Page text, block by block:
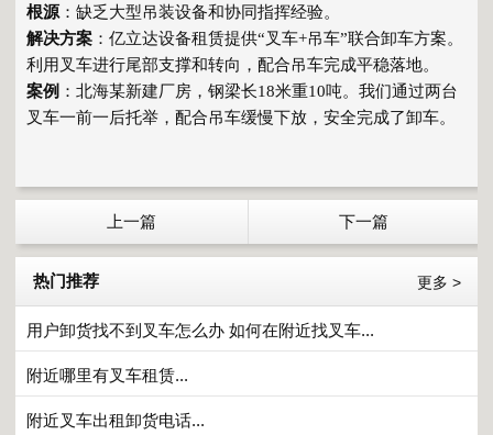
根源 ：缺乏大型吊装设备和协同指挥经验。
解决方案 ：亿立达设备租赁提供“叉车+吊车”联合卸车方案。
利用叉车进行尾部支撑和转向，配合吊车完成平稳落地。
案例 ：北海某新建厂房，钢梁长18米重10吨。我们通过两台
叉车一前一后托举，配合吊车缓慢下放，安全完成了卸车。
上一篇 下一篇
热门推荐 更多 >
用户卸货找不到叉车怎么办 如何在附近找叉车...
附近哪里有叉车租赁...
附近叉车出租卸货电话...